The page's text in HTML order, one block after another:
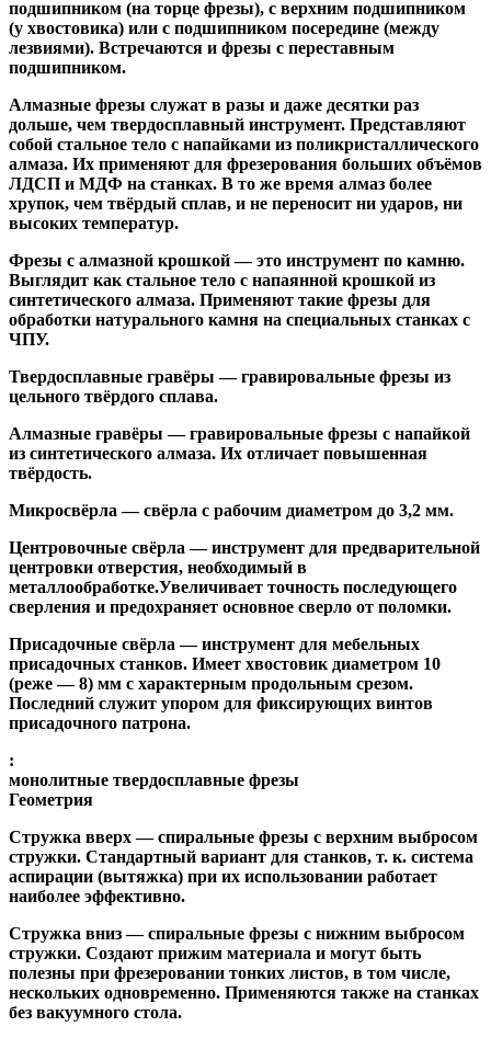
подшипником (на торце фрезы), с верхним подшипником
(у хвостовика) или с подшипником посередине (между
лезвиями). Встречаются и фрезы с переставным
подшипником.
Алмазные фрезы служат в разы и даже десятки раз
дольше, чем твердосплавный инструмент. Представляют
собой стальное тело с напайками из поликристаллического
алмаза. Их применяют для фрезерования больших объёмов
ЛДСП и МДФ на станках. В то же время алмаз более
хрупок, чем твёрдый сплав, и не переносит ни ударов, ни
высоких температур.
Фрезы с алмазной крошкой— это инструмент по камню.
Выглядит как стальное тело с напаянной крошкой из
синтетического алмаза. Применяют такие фрезы для
обработки натурального камня на специальных станках с
ЧПУ.
Твердосплавные гравёры — гравировальные фрезы из
цельного твёрдого сплава.
Алмазные гравёры — гравировальные фрезы с напайкой
из синтетического алмаза. Их отличает повышенная
твёрдость.
Микросвёрла — свёрла с рабочим диаметром до 3,2 мм.
Центровочные свёрла — инструмент для предварительной
центровки отверстия, необходимый в
металлообработке.Увеличивает точность последующего
сверления и предохраняет основное сверло от поломки.
Присадочные свёрла — инструмент для мебельных
присадочных станков. Имеет хвостовик диаметром 10
(реже — 8) мм с характерным продольным срезом.
Последний служит упором для фиксирующих винтов
присадочного патрона.
:
монолитные твердосплавные фрезы
Геометрия
Стружка вверх— спиральные фрезы с верхним выбросом
стружки. Стандартный вариант для станков, т. к. система
аспирации (вытяжка) при их использовании работает
наиболее эффективно.
Стружка вниз— спиральные фрезы с нижним выбросом
стружки. Создают прижим материала и могут быть
полезны при фрезеровании тонких листов, в том числе,
нескольких одновременно. Применяются также на станках
без вакуумного стола.